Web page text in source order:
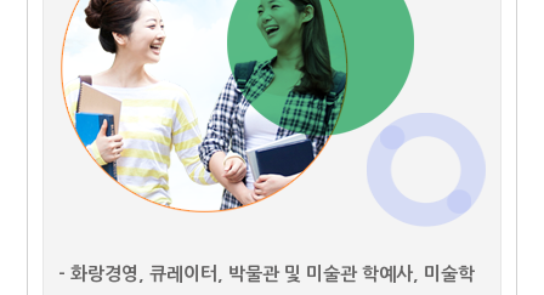
- 화랑경영, 큐레이터, 박물관 및 미술관 학예사, 미술학